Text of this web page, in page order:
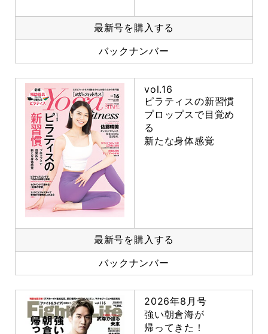
最新号を購入する
バックナンバー
vol.16
ピラティスの新習慣
プロップスで目覚め
る
新たな身体感覚
最新号を購入する
バックナンバー
2026年8月号
強い朝倉海が
帰ってきた！